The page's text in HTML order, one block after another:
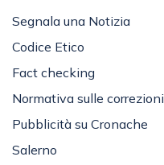
Segnala una Notizia
Codice Etico
Fact checking
Normativa sulle correzioni
Pubblicità su Cronache
Salerno